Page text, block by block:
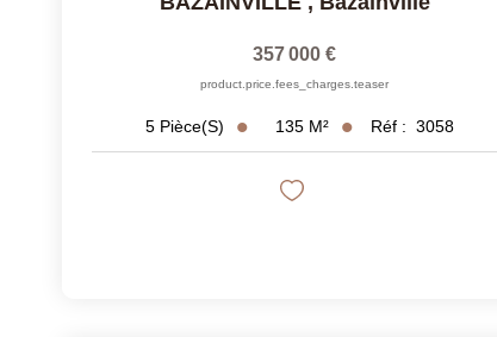
357 000 €
product.price.fees_charges.teaser
5 Pièce(s) 135 M² Réf : 3058